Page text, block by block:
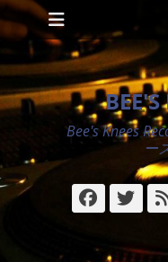
コ
ン
テ
ン
ツ
へ
ッ
プ
メインメニュー
Bee's Knees
ー
Facebook